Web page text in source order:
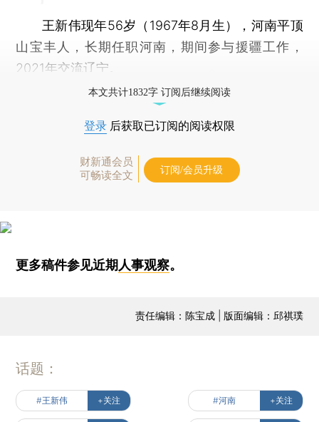
王新伟现年56岁（1967年8月生），河南平顶
山宝丰人，长期任职河南，期间参与援疆工作，
2021年交流辽宁。
本文共计1832字 订阅后继续阅读
登录 后获取已订阅的阅读权限
财新通会员
可畅读全文
订阅/会员升级
更多稿件参见近期 人事观察。
责任编辑：陈宝成 | 版面编辑：邱祺璞
话题：
#王新伟 +关注 #河南 +关注